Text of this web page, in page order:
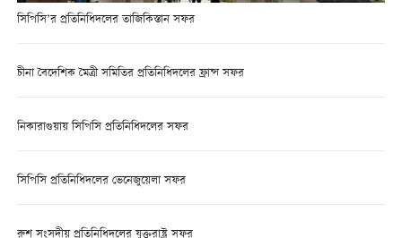
সিপিসি’র প্রতিনিধিদলের তাজিকিস্তান সফর
চীনা বৈদেশিক মৈত্রী সমিতির প্রতিনিধিদলের ফ্রান্স সফর
নিকারাগুয়ায় সিপিসি প্রতিনিধিদলের সফর
সিপিসি প্রতিনিধিদলের ভেনেজুয়েলা সফর